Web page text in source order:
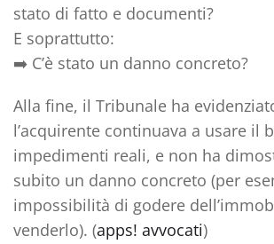
stato di fatto e documenti?
E soprattutto:
➡️ C’è stato un danno concreto?
Alla fine, il Tribunale ha
l’acquirente continuava a usare il
impedimenti reali, e non ha
subito un danno concreto (per
impossibilità di godere
venderlo). (apps! avvocati)